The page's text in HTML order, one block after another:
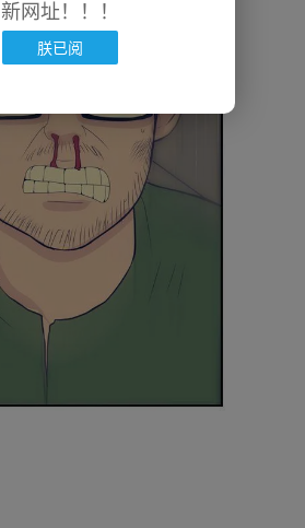
新网址！！！
朕已阅